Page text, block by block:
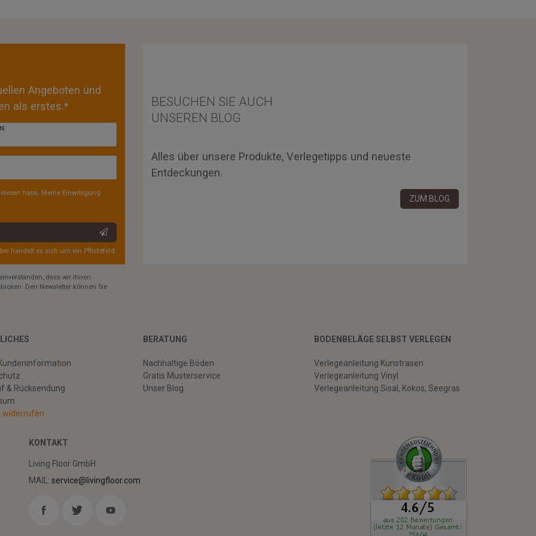
Angeboten und
als erstes.*
habe. Meine Einwilligung
handelt es sich um ein Pflichtfeld.
BESUCHEN SIE AUCH
UNSEREN BLOG
Alles über unsere Produkte, Verlegetipps und neueste
Entdeckungen.
ZUM BLOG
dass wir Ihnen
Den Newsletter können Sie
& Rücksendung
widerrufen
BERATUNG
Nachhaltige Böden
Gratis Musterservice
Unser Blog
BODENBELÄGE SELBST VERLEGEN
Verlegeanleitung Kunstrasen
Verlegeanleitung Vinyl
Verlegeanleitung Sisal, Kokos, Seegras
KONTAKT
Living Floor GmbH
MAIL:service@livingfloor.com